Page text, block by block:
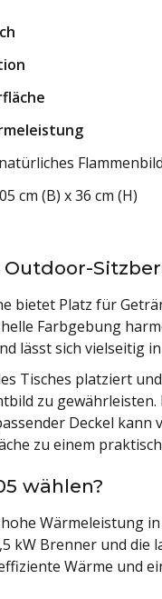
Flammenbild
cm (B) x 36 cm (H)
bietet Platz für
Farbgebung
lässt sich vielseitig
Tisches platziert
zu
Deckel
zu einem
wählen?
kW Brenner und
Wärme und